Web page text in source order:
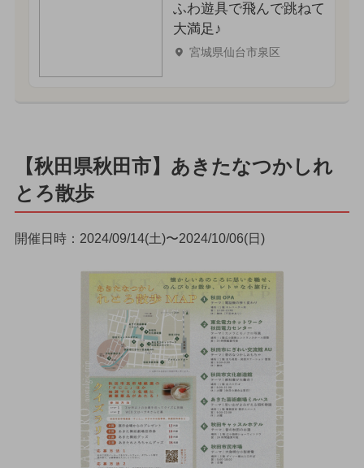
ふわ遊具で飛んで跳ねて
大満足♪
宮城県仙台市泉区
【秋田県秋田市】あきたなつかしれ
とろ散歩
開催日時：2024/09/14(土)〜2024/10/06(日)